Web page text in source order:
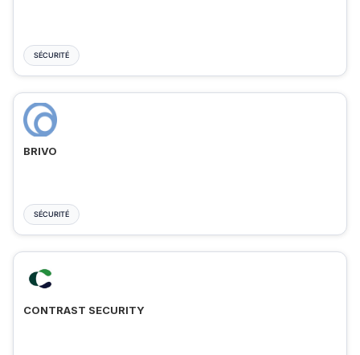
SÉCURITÉ
BRIVO
SÉCURITÉ
CONTRAST SECURITY